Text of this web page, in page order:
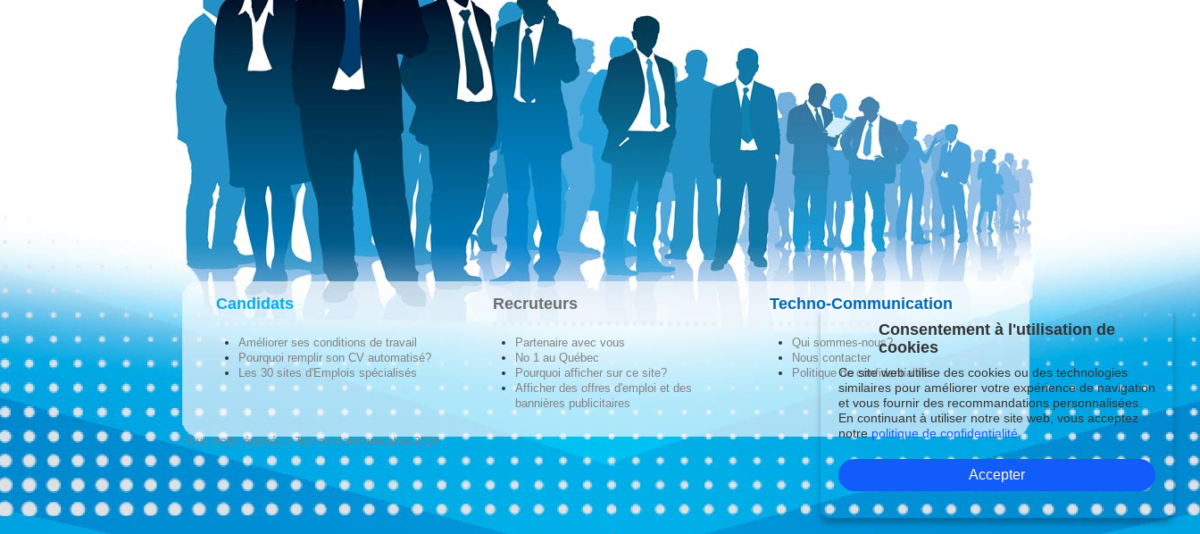
Candidats
Améliorer ses conditions de travail
Pourquoi remplir son CV automatisé?
Les 30 sites d'Emplois spécialisés
Recruteurs
Partenaire avec vous
No 1 au Québec
Pourquoi afficher sur ce site?
Afficher des offres d'emploi et des
bannières publicitaires
Techno-Communication
Qui sommes-nous?
Nous contacter
Politique de confidentialité
Tous droits réservés © Techno-Communication 2026
Consentement à l'utilisation de
cookies
Ce site web utilise des cookies ou des technologies
similaires pour améliorer votre expérience de navigation
et vous fournir des recommandations personnalisées.
En continuant à utiliser notre site web, vous acceptez
notre politique de confidentialité.
Accepter